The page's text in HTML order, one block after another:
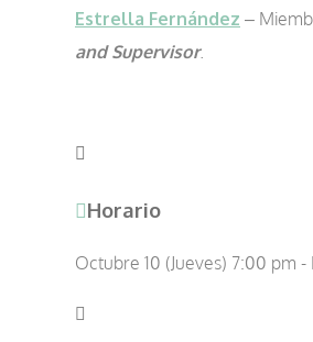
Estrella Fernández –
and Supervisor.
Horario
Octubre 10 (Jueves) 7:00 pm